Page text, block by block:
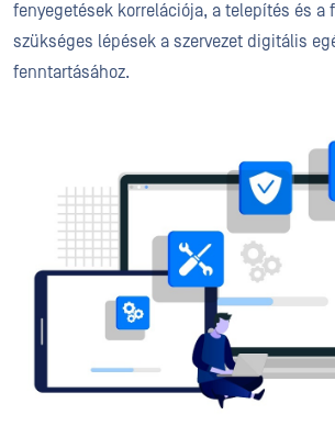
fenyegetések korrelációja, a telepítés és a
szükséges lépések a szervezet digitális
fenntartásához.